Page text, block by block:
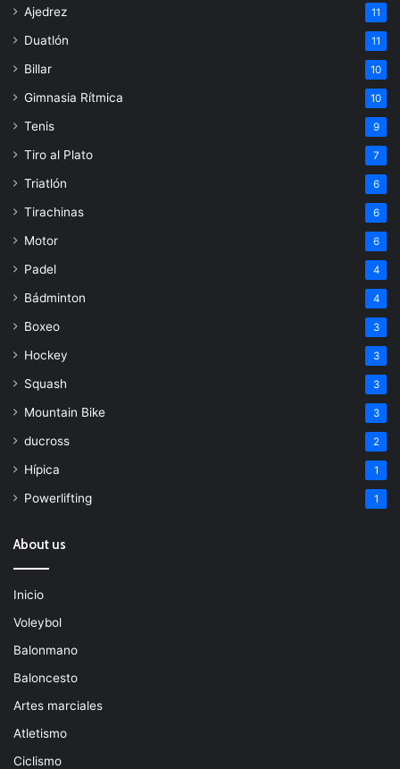
Ajedrez 11
Duatlón 11
Billar 10
Gimnasia Rítmica 10
Tenis 9
Tiro al Plato 7
Triatlón 6
Tirachinas 6
Motor 6
Padel 4
Bádminton 4
Boxeo 3
Hockey 3
Squash 3
Mountain Bike 3
ducross 2
Hípica 1
Powerlifting 1
About us
Inicio
Voleybol
Balonmano
Baloncesto
Artes marciales
Atletismo
Ciclismo